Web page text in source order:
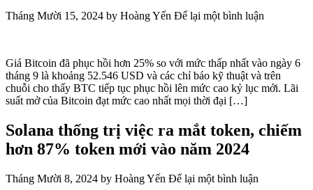
Tháng Mười 15, 2024 by Hoàng Yến Để lại một bình luận
Giá Bitcoin đã phục hồi hơn 25% so với mức thấp nhất vào ngày 6
tháng 9 là khoảng 52.546 USD và các chỉ báo kỹ thuật và trên
chuỗi cho thấy BTC tiếp tục phục hồi lên mức cao kỷ lục mới. Lãi
suất mở của Bitcoin đạt mức cao nhất mọi thời đại […]
Solana thống trị việc ra mắt token, chiếm
hơn 87% token mới vào năm 2024
Tháng Mười 8, 2024 by Hoàng Yến Để lại một bình luận